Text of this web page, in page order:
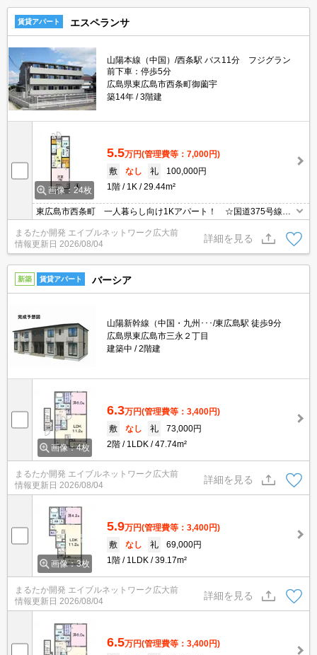
賃貸アパート エスペランサ
山陽本線（中国）/西条駅 バス11分 フジグラン
前下車：停歩5分
広島県東広島市西条町御薗宇
築14年
3階建
画像：24枚
5.5万円(管理費等：7,000円)
敷
なし 礼
100,000円
1階
1K 29.44m²
東広島市西条町 一人暮らし向け1Kアパート！ ☆国道375号線沿
いに位置し、バスの利便性がよくアクセスも良好！ 徒歩圏内に大
型店舗やクリニックビルがそろい、日常のお買い物に便利な環境で
す♪
まるたか開発 エイブルネットワーク広大前
情報更新日 2026/08/04
詳細を見る
新築 賃貸アパート バーシア
山陽新幹線（中国・九州･･･/東広島駅 徒歩9分
広島県東広島市三永２丁目
建築中
2階建
画像：4枚
6.3万円(管理費等：3,400円)
敷
なし 礼
73,000円
2階
1LDK 47.74m²
まるたか開発 エイブルネットワーク広大前
情報更新日 2026/08/04
詳細を見る
画像：3枚
5.9万円(管理費等：3,400円)
敷
なし 礼
69,000円
1階
1LDK 39.17m²
まるたか開発 エイブルネットワーク広大前
情報更新日 2026/08/04
詳細を見る
6.5万円(管理費等：3,400円)